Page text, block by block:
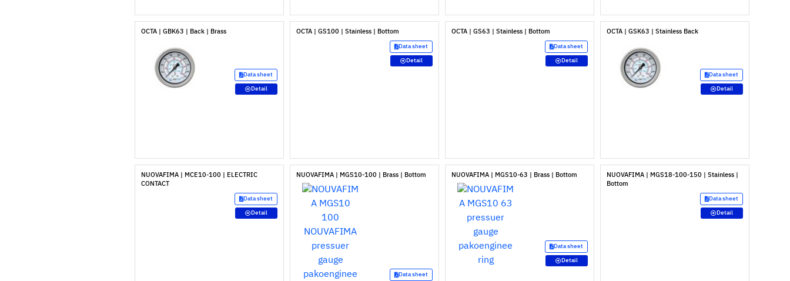
OCTA | GBK63 | Back | Brass
Data sheet
Detail
OCTA | GS100 | Stainless | Bottom
Data sheet
Detail
OCTA | GS63 | Stainless | Bottom
Data sheet
Detail
OCTA | GSK63 | Stainless Back
Data sheet
Detail
NUOVAFIMA | MCE10-100 | ELECTRIC
CONTACT
Data sheet
Detail
NUOVAFIMA | MGS10-100 | Brass | Bottom
Data sheet
NUOVAFIMA | MGS10-63 | Brass | Bottom
Data sheet
Detail
NUOVAFIMA | MGS18-100-150 | Stainless |
Bottom
Data sheet
Detail